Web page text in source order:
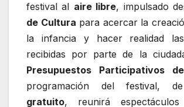
festival al aire libre, impulsado
de Cultura para acercar la
la infancia y hacer realidad las
recibidas por parte de la
Presupuestos Participativos
programación del festival,
gratuito, reunirá